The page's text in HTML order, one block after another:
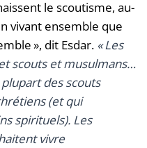
le scoutisme, au-
vivant ensemble que
», dit Esdar. « Les
scouts et musulmans…
plupart des scouts
(et qui
spirituels). Les
vivre